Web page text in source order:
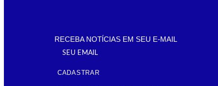
RECEBA NOTÍCIAS EM SEU E-MAIL
CADASTRAR